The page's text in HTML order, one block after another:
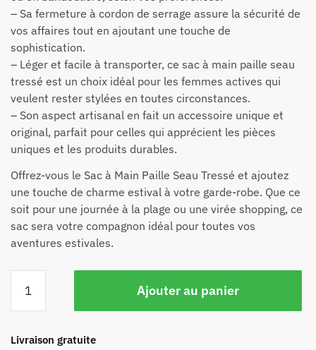
– Sa fermeture à cordon de serrage assure la sécurité de
vos affaires tout en ajoutant une touche de
sophistication.
– Léger et facile à transporter, ce sac à main paille seau
tressé est un choix idéal pour les femmes actives qui
veulent rester stylées en toutes circonstances.
– Son aspect artisanal en fait un accessoire unique et
original, parfait pour celles qui apprécient les pièces
uniques et les produits durables.
Offrez-vous le Sac à Main Paille Seau Tressé et ajoutez
une touche de charme estival à votre garde-robe. Que ce
soit pour une journée à la plage ou une virée shopping, ce
sac sera votre compagnon idéal pour toutes vos
aventures estivales.
Ajouter au panier
Livraison gratuite